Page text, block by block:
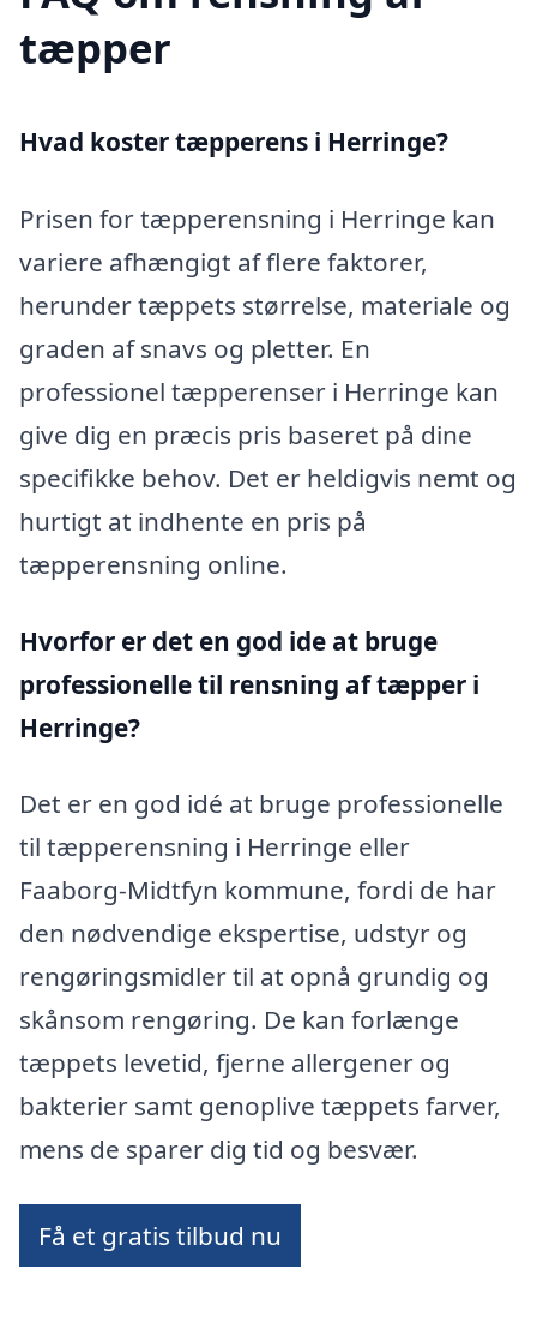
tæpper
Hvad koster tæpperens i Herringe?
Prisen for tæpperensning i Herringe kan
variere afhængigt af flere faktorer,
herunder tæppets størrelse, materiale og
graden af snavs og pletter. En
professionel tæpperenser i Herringe kan
give dig en præcis pris baseret på dine
specifikke behov. Det er heldigvis nemt og
hurtigt at indhente en pris på
tæpperensning online.
Hvorfor er det en god ide at bruge
professionelle til rensning af tæpper i
Herringe?
Det er en god idé at bruge professionelle
til tæpperensning i Herringe eller
Faaborg-Midtfyn kommune, fordi de har
den nødvendige ekspertise, udstyr og
rengøringsmidler til at opnå grundig og
skånsom rengøring. De kan forlænge
tæppets levetid, fjerne allergener og
bakterier samt genoplive tæppets farver,
mens de sparer dig tid og besvær.
Få et gratis tilbud nu